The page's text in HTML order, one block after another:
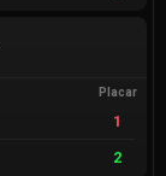
Placar
1
2